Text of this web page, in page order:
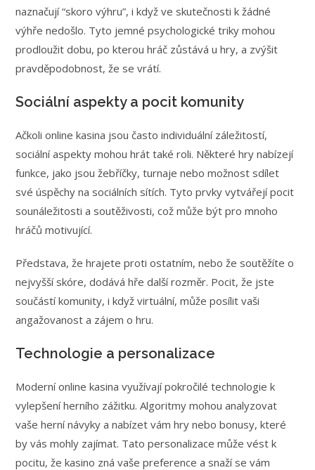
naznačují “skoro výhru”, i když ve skutečnosti k žádné
výhře nedošlo. Tyto jemné psychologické triky mohou
prodloužit dobu, po kterou hráč zůstává u hry, a zvýšit
pravděpodobnost, že se vrátí.
Sociální aspekty a pocit komunity
Ačkoli online kasina jsou často individuální záležitostí,
sociální aspekty mohou hrát také roli. Některé hry nabízejí
funkce, jako jsou žebříčky, turnaje nebo možnost sdílet
své úspěchy na sociálních sítích. Tyto prvky vytvářejí pocit
sounáležitosti a soutěživosti, což může být pro mnoho
hráčů motivující.
Představa, že hrajete proti ostatním, nebo že soutěžíte o
nejvyšší skóre, dodává hře další rozměr. Pocit, že jste
součástí komunity, i když virtuální, může posílit vaši
angažovanost a zájem o hru.
Technologie a personalizace
Moderní online kasina využívají pokročilé technologie k
vylepšení herního zážitku. Algoritmy mohou analyzovat
vaše herní návyky a nabízet vám hry nebo bonusy, které
by vás mohly zajímat. Tato personalizace může vést k
pocitu, že kasino zná vaše preference a snaží se vám